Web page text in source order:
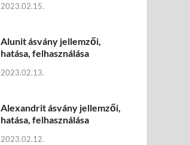
2023.02.15.
Alunit ásvány jellemzői,
hatása, felhasználása
2023.02.13.
Alexandrit ásvány jellemzői,
hatása, felhasználása
2023.02.12.